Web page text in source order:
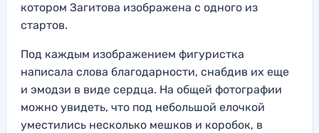
котором Загитова изображена с одного из
стартов.
Под каждым изображением фигуристка
написала слова благодарности, снабдив их еще
и эмодзи в виде сердца. На общей фотографии
можно увидеть, что под небольшой елочкой
уместились несколько мешков и коробок, в